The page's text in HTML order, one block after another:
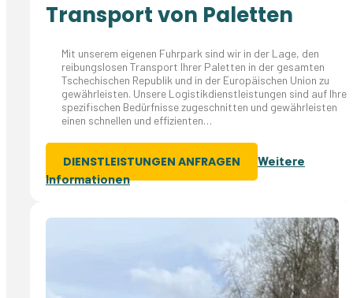
Transport von Paletten
Mit unserem eigenen Fuhrpark sind wir in der Lage, den
reibungslosen Transport Ihrer Paletten in der gesamten
Tschechischen Republik und in der Europäischen Union zu
gewährleisten. Unsere Logistikdienstleistungen sind auf Ihre
spezifischen Bedürfnisse zugeschnitten und gewährleisten
einen schnellen und effizienten…
DIENSTLEISTUNGEN ANFRAGEN
Weitere
Informationen